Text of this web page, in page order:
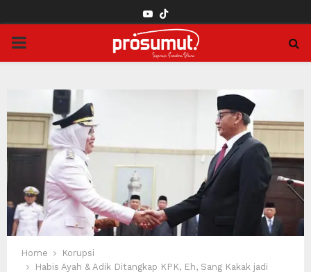
YOUTUBE
PRIMARY
Home
Korupsi
Habis Ayah & Adik Ditangkap KPK, Eh, Sang Kakak jadi